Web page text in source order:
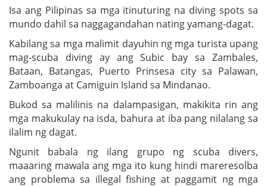
Isa ang Pilipinas sa mga itinuturing na diving spots sa
mundo dahil sa naggagandahan nating yamang-dagat.
Kabilang sa mga malimit dayuhin ng mga turista upang
mag-scuba diving ay ang Subic bay sa Zambales,
Bataan, Batangas, Puerto Prinsesa city sa Palawan,
Zamboanga at Camiguin Island sa Mindanao.
Bukod sa malilinis na dalampasigan, makikita rin ang
mga makukulay na isda, bahura at iba pang nilalang sa
ilalim ng dagat.
Ngunit babala ng ilang grupo ng scuba divers,
maaaring mawala ang mga ito kung hindi mareresolba
ang problema sa illegal fishing at paggamit ng mga